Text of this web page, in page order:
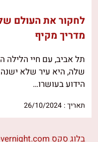
לחקור את העולם של
מדריך מקיף
תל אביב, עם חיי הלילה
שלה, היא עיר שלא ישנה
הידוע בעושרו…
תאריך : 26/10/2024
בלוג סקס herbalincenseovernight.com